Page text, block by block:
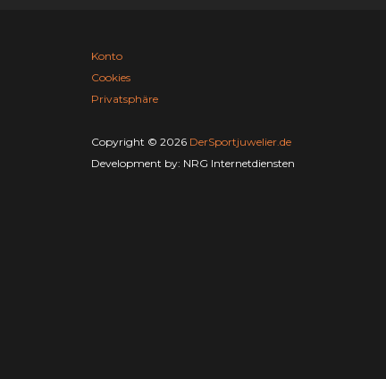
Konto
Cookies
Privatsphäre
Copyright © 2026 DerSportjuwelier.de
Development by: NRG Internetdiensten